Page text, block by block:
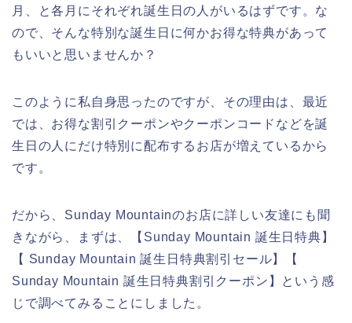
月、と各月にそれぞれ誕生日の人がいるはずです。な
ので、そんな特別な誕生日に何かお得な特典があって
もいいと思いませんか？
このように私自身思ったのですが、その理由は、最近
では、お得な割引クーポンやクーポンコードなどを誕
生日の人にだけ特別に配布するお店が増えているから
です。
だから、Sunday Mountainのお店に詳しい友達にも聞
きながら、まずは、【Sunday Mountain 誕生日特典】
【 Sunday Mountain 誕生日特典割引セール】【
Sunday Mountain 誕生日特典割引クーポン】という感
じで調べてみることにしました。